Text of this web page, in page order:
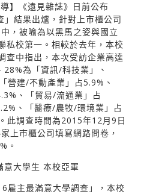
】《遠見雜誌》日前公布
」結果出爐，針對上市櫃公司
，被喻為以黑馬之姿與國立
私校第一。相較於去年，本校
查中指出，本次受訪企業高達
為「資訊∕科技業」、
營建∕不動產業」占5.9%、
、「貿易∕流通業」占
、「醫療∕農牧∕環境業」占
此調查時間為2015年12月9日
上市櫃公司填寫網路問卷，
。
意大學生 本校亞軍
雇主最滿意大學調查」，本校